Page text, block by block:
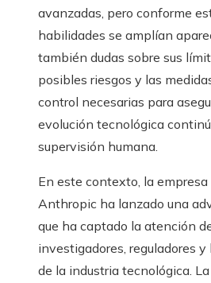
avanzadas, pero conforme
habilidades se amplían
también dudas sobre sus
posibles riesgos y las
control necesarias para
evolución tecnológica
supervisión humana.
En este contexto, la empresa
Anthropic ha lanzado una
que ha captado la atención
investigadores, reguladores y
de la industria tecnológica. La